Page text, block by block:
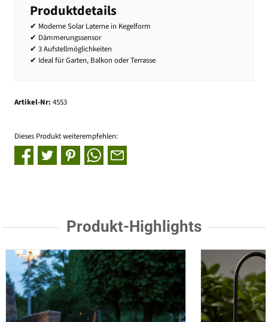
Produktdetails
✔ Moderne Solar Laterne in Kegelform
✔ Dämmerungssensor
✔ 3 Aufstellmöglichkeiten
✔ Ideal für Garten, Balkon oder Terrasse
Artikel-Nr: 4553
Dieses Produkt weiterempfehlen:
Produkt-Highlights